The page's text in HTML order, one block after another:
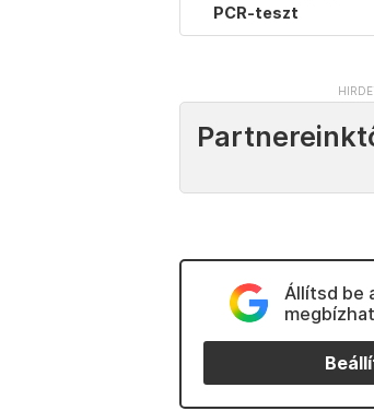
PCR-teszt
Állítsd be